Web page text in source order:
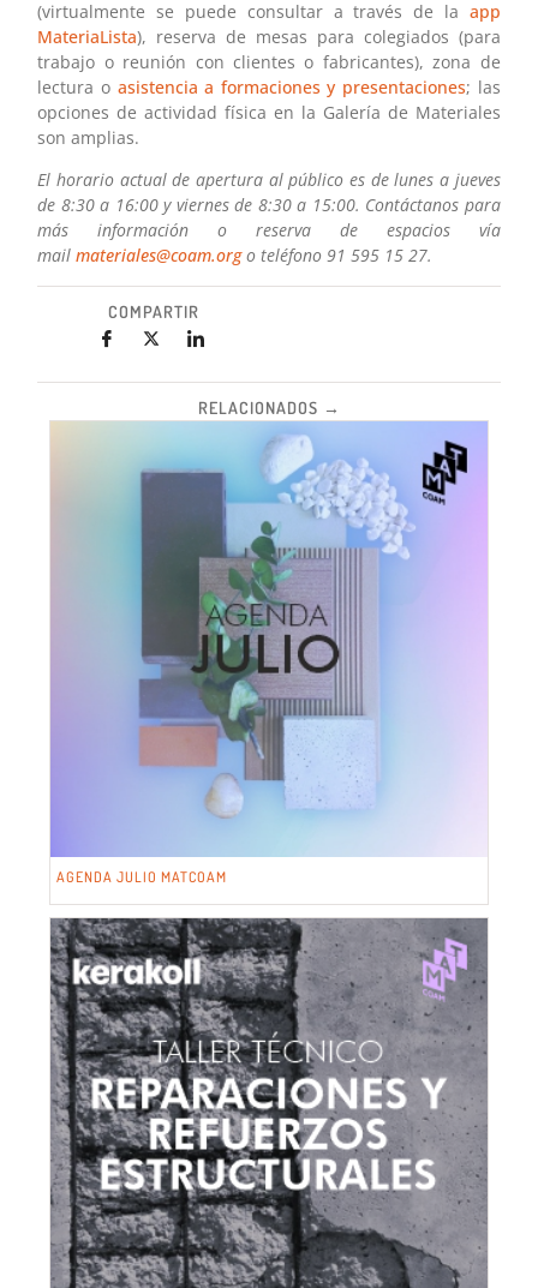
(virtualmente se puede consultar a través de la app
MateriaLista), reserva de mesas para colegiados (para
trabajo o reunión con clientes o fabricantes), zona de
lectura o asistencia a formaciones y presentaciones; las
opciones de actividad física en la Galería de Materiales
son amplias.
El horario actual de apertura al público es de lunes a jueves
de 8:30 a 16:00 y viernes de 8:30 a 15:00. Contáctanos para
más información o reserva de espacios vía
mailmateriales@coam.orgo teléfono 91 595 15 27.
COMPARTIR
RELACIONADOS →
AGENDA JULIO MATCOAM